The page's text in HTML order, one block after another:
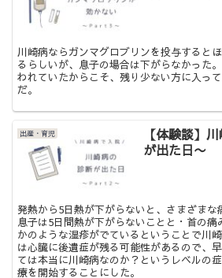
川崎病ならガンマグロブリンを投与すると
るらしいが、息子の場合は下がらなかった
われていたからこそ、残り少ない方に入っ
だ。
出産・育児
【体験談】
が出た日〜
発熱から5日熱が下がらないと、さまざまな
息子は5日間熱が下がらないことと・首の痛
かのような湿疹がでているということで川
は心臓に後遺症が残る可能性があるので、
ては本当に川崎病なのか？というレベルの
療を開始することにした。